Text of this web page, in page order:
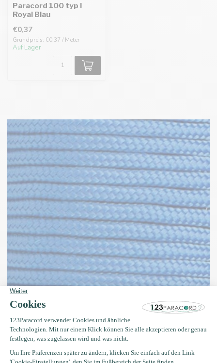
Paracord 100 typ I
Royal Blau
€0,37
Grundpreis: €0,37 / Meter
Auf Lager
Paracord Blau bietet eine farbenfrohe und praktische Option für
Knoten, Haken und andere Outdoor- und Hobbyprojekte. Diese
Ausführungen und Oberflächen, alle mit der charakteristischen